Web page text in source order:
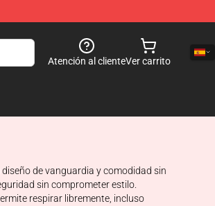
Atención al clienteVer carrito
de vanguardia y comodidad sin
sin comprometer estilo.
respirar libremente, incluso